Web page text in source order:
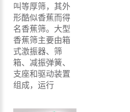
叫等厚筛，其外
形酷似香蕉而得
名香蕉筛。大型
香蕉筛主要由箱
式激振器、筛
箱、减振弹簧、
支座和驱动装置
组成，运行